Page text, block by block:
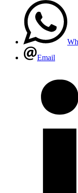
Email